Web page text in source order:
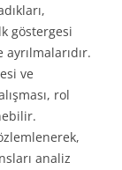
göstergesi
ve
rol
analiz